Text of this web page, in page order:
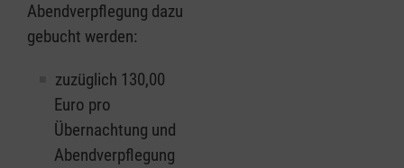
Abendverpflegung dazu
gebucht werden:
zuzüglich 130,00
Euro pro
Übernachtung und
Abendverpflegung